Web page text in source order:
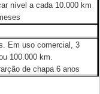
nível a cada 10.000 km
Em uso comercial, 3
100.000 km.
de chapa 6 anos